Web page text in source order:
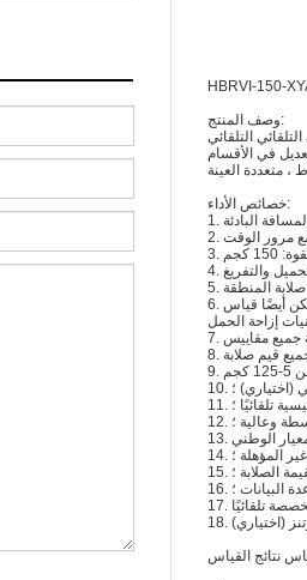
وصف المنتج:
خصائص الأداء:
البادئة
مع مرور الوقت
كجم
والتفريغ
المنطقة
6. مناسبة لمختلف المستحضرات المسننة (مخروط مخروط مخروط روكويل ، إندريتر كروي ، وهرم ، الماس الرباعي فيكرز ، وما إلى ذلك) ، ويمكن أيضًا قياس
إزاحة الحمل
(اختياري) ؛
تلقائيًا ؛
وعالية ؛
غير المؤهلة ؛
الصلابة ؛
البيانات ؛
تلقائيًا
(اختياري)